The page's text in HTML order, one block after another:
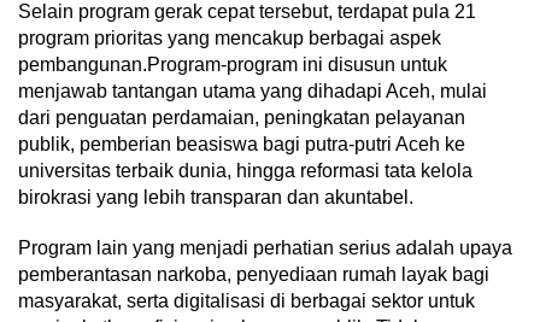
Selain program gerak cepat tersebut, terdapat pula 21
program prioritas yang mencakup berbagai aspek
pembangunan.Program-program ini disusun untuk
menjawab tantangan utama yang dihadapi Aceh, mulai
dari penguatan perdamaian, peningkatan pelayanan
publik, pemberian beasiswa bagi putra-putri Aceh ke
universitas terbaik dunia, hingga reformasi tata kelola
birokrasi yang lebih transparan dan akuntabel.
Program lain yang menjadi perhatian serius adalah upaya
pemberantasan narkoba, penyediaan rumah layak bagi
masyarakat, serta digitalisasi di berbagai sektor untuk